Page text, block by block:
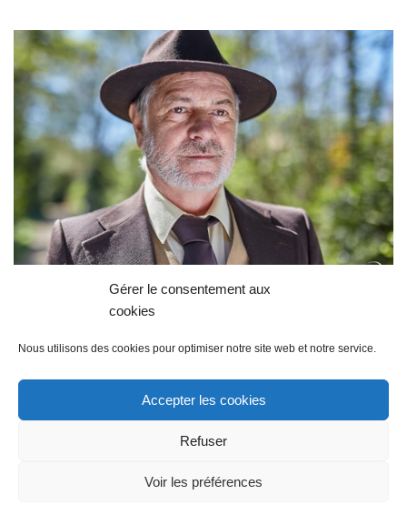
Gérer le consentement aux
cookies
Nous utilisons des cookies pour optimiser notre site web et notre service.
Accepter les cookies
Refuser
Voir les préférences